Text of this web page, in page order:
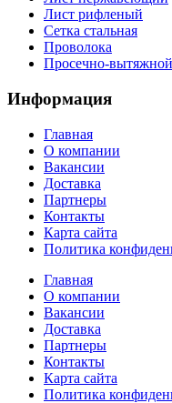
Лист рифленый
Сетка стальная
Проволока
Просечно-
Информация
Главная
О компании
Вакансии
Доставка
Партнеры
Контакты
Карта сайта
Политика
Главная
О компании
Вакансии
Доставка
Партнеры
Контакты
Карта сайта
Политика